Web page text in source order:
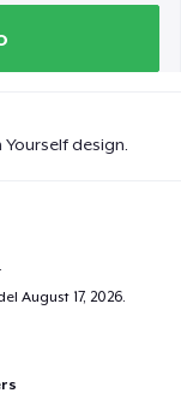
design.
August 17, 2026